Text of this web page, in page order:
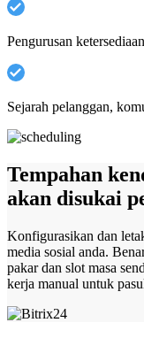
Pengurusan
Sejarah pelanggan,
Tempahan
akan disukai
Konfigurasikan dan
media sosial anda.
pakar dan slot masa
kerja manual untuk